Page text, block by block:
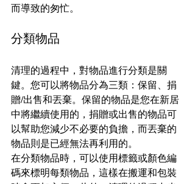
而導致的匆忙。
分類物品
清理的過程中，對物品進行分類是關
鍵。您可以將物品分為三類：保留、捐
贈/出售和丟棄。保留的物品是您在新居
中將繼續使用的，捐贈或出售的物品可
以幫助您減少不必要的負擔，而丟棄的
物品則是已經無法再利用的。
在分類物品時，可以使用標籤或顏色編
碼來標明每類物品，這樣在搬運和包裝